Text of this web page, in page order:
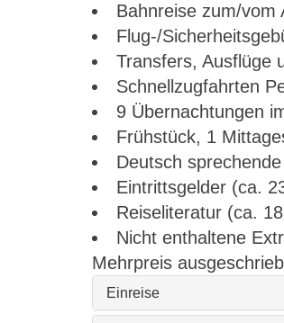
Bahnreise zum/vom
Flug-/
Transfers, Ausflüge
Schnellzugfahrten
9 Übernachtungen
Frühstück, 1
Deutsch
Eintrittsgelder (ca.
Reiseliteratur (ca.
Nicht enthaltene
Mehrpreis
Einreise